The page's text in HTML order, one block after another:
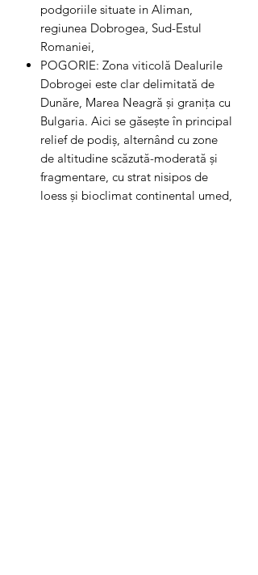
podgoriile situate in Aliman,
regiunea Dobrogea, Sud-Estul
Romaniei,
POGORIE: Zona viticolă Dealurile
Dobrogei este clar delimitată de
Dunăre, Marea Neagră și granița cu
Bulgaria. Aici se găsește în principal
relief de podiș, alternând cu zone
de altitudine scăzută-moderată și
fragmentare, cu strat nisipos de
loess și bioclimat continental umed,